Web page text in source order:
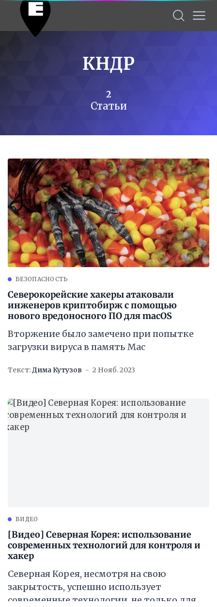
КНДР
2
Статьи
БЕЗОПАСНОСТЬ
Северокорейские хакеры атаковали
инженеров криптобирж с помощью
нового вредоносного ПО для macOS
Вторжение было замечено при попытке
загрузки вируса в память Mac
Текст:Дима Кутузов 2 Нояб. 2023
ВИДЕО
[Видео] Северная Корея: использование
современных технологий для контроля и
хакер
Северная Корея, несмотря на свою
закрытость, успешно использует
современные технологии, не только для